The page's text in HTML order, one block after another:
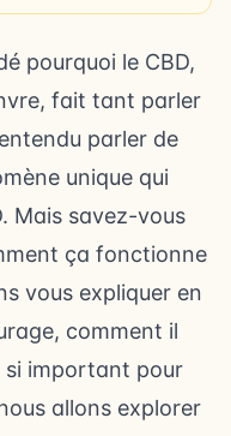
pourquoi le CBD,
fait tant parler
parler de
unique qui
Mais savez-vous
ça fonctionne
vous expliquer en
comment il
important pour
allons explorer